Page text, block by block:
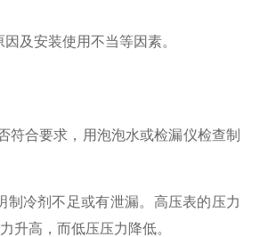
及安装使用不当等因素。
符合要求，用泡泡水或检漏仪检查制
冷剂不足或有泄漏。 高压表的压力
升高，而低压压力降低。